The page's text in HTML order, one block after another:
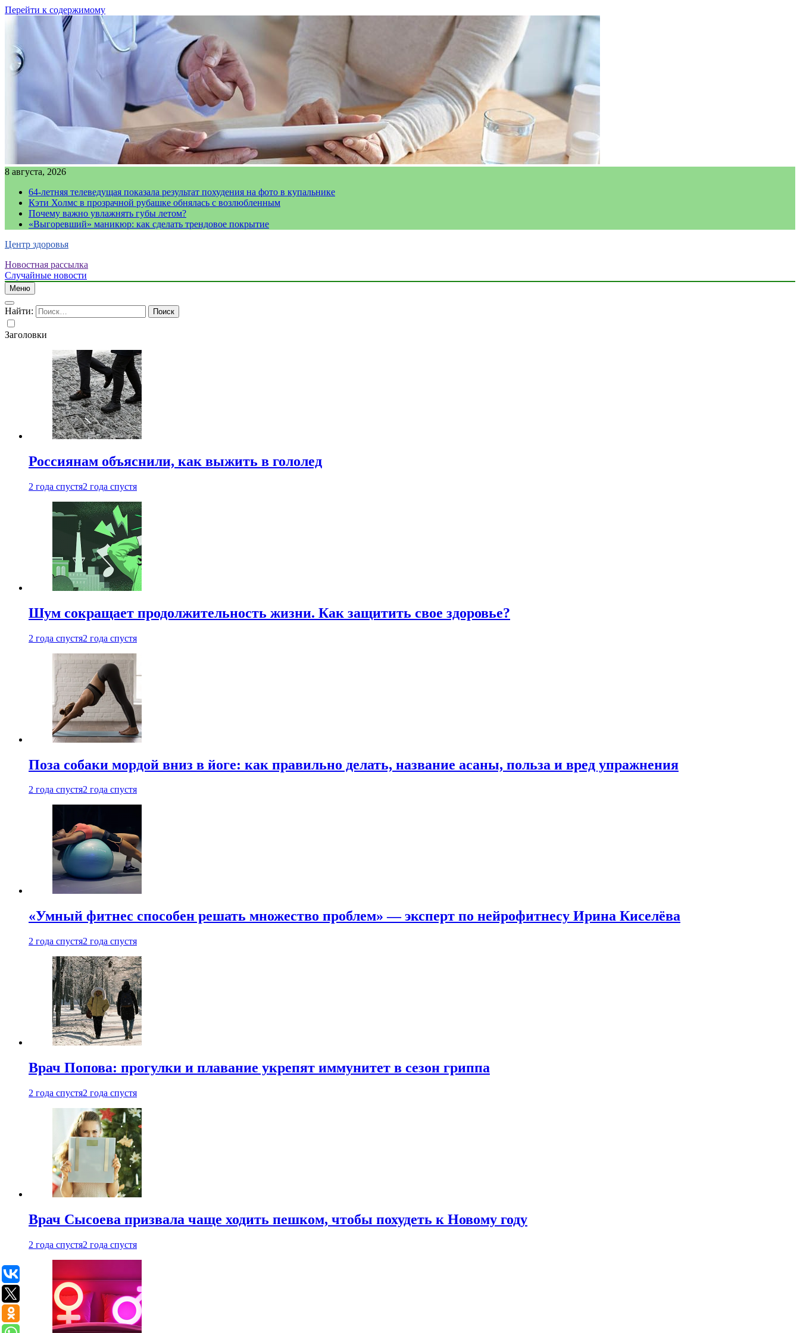
Перейти к содержимому
8 августа, 2026
64-летняя телеведущая показала результат похудения на фото в купальнике
Кэти Холмс в прозрачной рубашке обнялась с возлюбленным
Почему важно увлажнять губы летом?
«Выгоревший» маникюр: как сделать трендовое покрытие
Центр здоровья
Новостная рассылка
Случайные новости
Меню
Найти:
Заголовки
Россиянам объяснили, как выжить в гололед
2 года спустя2 года спустя
Шум сокращает продолжительность жизни. Как защитить свое здоровье?
2 года спустя2 года спустя
Поза собаки мордой вниз в йоге: как правильно делать, название асаны, польза и вред упражнения
2 года спустя2 года спустя
«Умный фитнес способен решать множество проблем» — эксперт по нейрофитнесу Ирина Киселёва
2 года спустя2 года спустя
Врач Попова: прогулки и плавание укрепят иммунитет в сезон гриппа
2 года спустя2 года спустя
Врач Сысоева призвала чаще ходить пешком, чтобы похудеть к Новому году
2 года спустя2 года спустя